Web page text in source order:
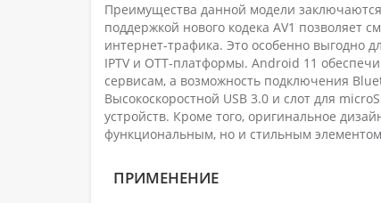
Преимущества данной модели
поддержкой нового кодека AV1 позволяет
интернет-трафика. Это особенно выгодно
IPTV и OTT-платформы. Android 11
сервисам, а возможность подключения
Высокоскоростной USB 3.0 и слот для
устройств. Кроме того, оригинальное
функциональным, но и стильным
ПРИМЕНЕНИЕ